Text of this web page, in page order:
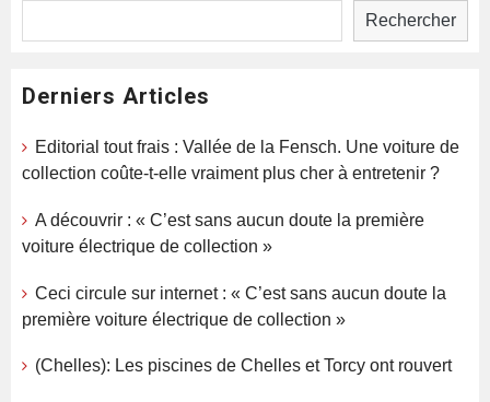
Rechercher
Derniers Articles
Editorial tout frais : Vallée de la Fensch. Une voiture de
collection coûte-t-elle vraiment plus cher à entretenir ?
A découvrir : « C’est sans aucun doute la première
voiture électrique de collection »
Ceci circule sur internet : « C’est sans aucun doute la
première voiture électrique de collection »
(Chelles): Les piscines de Chelles et Torcy ont rouvert